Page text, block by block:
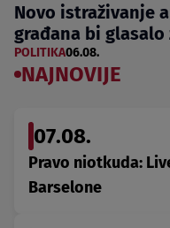
Novo istraživanje
građana bi
POLITIKA06.08.
NAJNOVIJE
07.08.
Pravo niotkuda:
Barselone